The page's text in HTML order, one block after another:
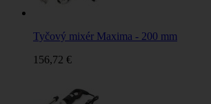
Tyčový mixér Maxima - 200 mm
156,72 €